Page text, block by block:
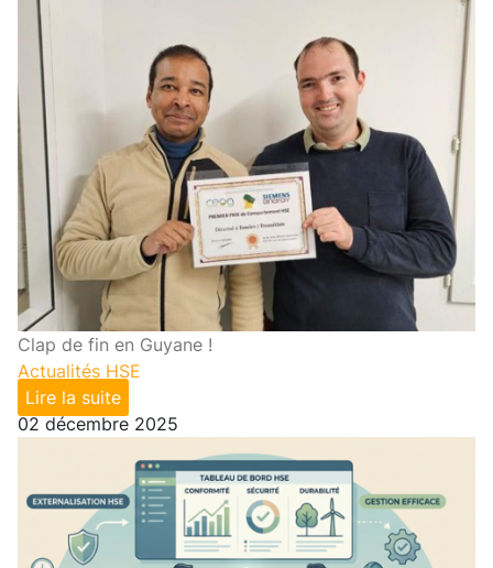
Clap de fin en Guyane !
Actualités HSE
Lire la suite
02 décembre 2025